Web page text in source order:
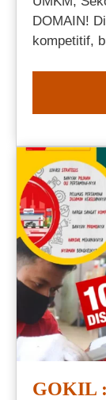
DOMAIN!
kompetitif,
GOKIL